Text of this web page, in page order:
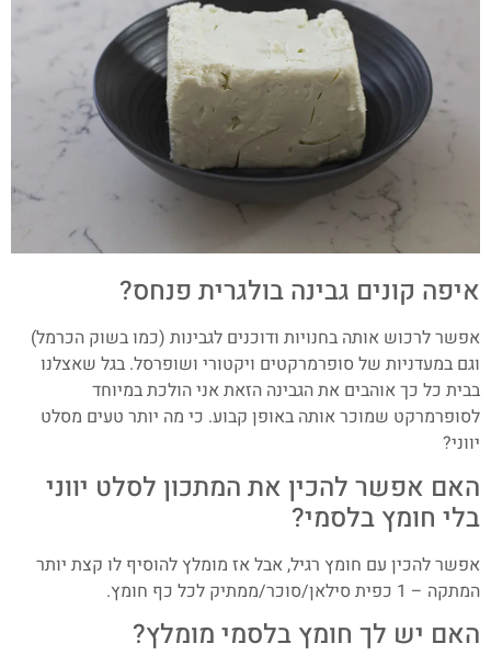
איפה קונים גבינה בולגרית פנחס?
אפשר לרכוש אותה בחנויות ודוכנים לגבינות (כמו בשוק הכרמל)
וגם במעדניות של סופרמרקטים ויקטורי ושופרסל. בגל שאצלנו
בבית כל כך אוהבים את הגבינה הזאת אני הולכת במיוחד
לסופרמרקט שמוכר אותה באופן קבוע. כי מה יותר טעים מסלט
יווני?
האם אפשר להכין את המתכון לסלט יווני
בלי חומץ בלסמי?
אפשר להכין עם חומץ רגיל, אבל אז מומלץ להוסיף לו קצת יותר
המתקה – 1 כפית סילאן/סוכר/ממתיק לכל כף חומץ.
האם יש לך חומץ בלסמי מומלץ?